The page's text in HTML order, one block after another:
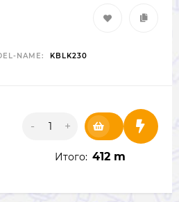
NAME: KBLK230
- +
Итого: 412 m